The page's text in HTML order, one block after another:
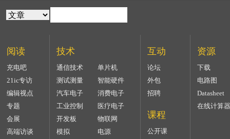
阅读
充电吧
21ic专访
编辑视点
专题
会展
高端访谈
技术
通信技术
单片机
测试测量
智能硬件
汽车电子
消费电子
工业控制
医疗电子
开发板
物联网
模拟
电源
互动
论坛
外包
招聘
课程
公开课
资源
下载
电路图
Datasheet
在线计算器